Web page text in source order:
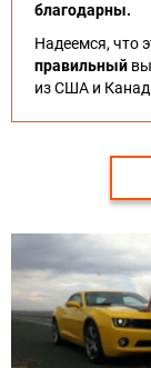
благодарны.
Надеемся, что
правильный
из США и